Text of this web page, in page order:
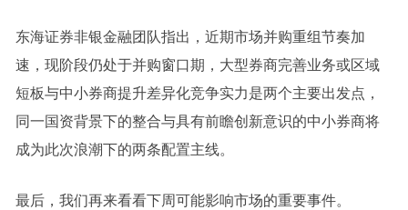
东海证券非银金融团队指出，近期市场并购重组节奏加
速，现阶段仍处于并购窗口期，大型券商完善业务或区域
短板与中小券商提升差异化竞争实力是两个主要出发点，
同一国资背景下的整合与具有前瞻创新意识的中小券商将
成为此次浪潮下的两条配置主线。
最后，我们再来看看下周可能影响市场的重要事件。